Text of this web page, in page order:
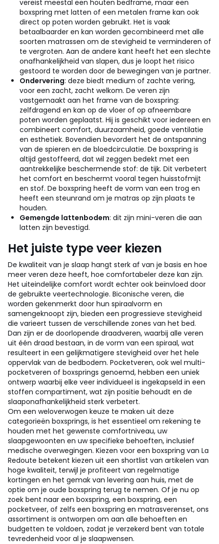
vereist meestal een houten bedframe, maar een
boxspring met latten of een metalen frame kan ook
direct op poten worden gebruikt. Het is vaak
betaalbaarder en kan worden gecombineerd met alle
soorten matrassen om de stevigheid te verminderen of
te vergroten. Aan de andere kant heeft het een slechte
onafhankelijkheid van slapen, dus je loopt het risico
gestoord te worden door de bewegingen van je partner.
Ondervering: deze biedt medium of zachte vering,
voor een zacht, zacht welkom. De veren zijn
vastgemaakt aan het frame van de boxspring:
zelfdragend en kan op de vloer of op afneembare
poten worden geplaatst. Hij is geschikt voor iedereen en
combineert comfort, duurzaamheid, goede ventilatie
en esthetiek. Bovendien bevordert het de ontspanning
van de spieren en de bloedcirculatie. De boxspring is
altijd gestoffeerd, dat wil zeggen bedekt met een
aantrekkelijke beschermende stof: de tijk. Dit verbetert
het comfort en beschermt vooral tegen huisstofmijt
en stof. De boxspring heeft de vorm van een trog en
heeft een steunrand om je matras op zijn plaats te
houden.
Gemengde lattenbodem: dit zijn mini-veren die aan
latten zijn bevestigd.
Het juiste type veer kiezen
De kwaliteit van je slaap hangt sterk af van je basis en hoe
meer veren deze heeft, hoe comfortabeler deze kan zijn.
Het uiteindelijke comfort wordt echter ook beïnvloed door
de gebruikte veertechnologie. Biconische veren, die
worden gekenmerkt door hun spiraalvorm en
samengeknoopt zijn, bieden een progressieve stevigheid
die varieert tussen de verschillende zones van het bed.
Dan zijn er de doorlopende draadveren, waarbij alle veren
uit één draad bestaan, in de vorm van een spiraal, wat
resulteert in een gelijkmatigere stevigheid over het hele
oppervlak van de bedbodem. Pocketveren, ook wel multi-
pocketveren of boxsprings genoemd, hebben een uniek
ontwerp waarbij elke veer individueel is ingekapseld in een
stoffen compartiment, wat zijn positie behoudt en de
slaaponafhankelijkheid sterk verbetert.
Om een weloverwogen keuze te maken uit deze
categorieën boxsprings, is het essentieel om rekening te
houden met het gewenste comfortniveau, uw
slaapgewoonten en uw specifieke behoeften, inclusief
medische overwegingen. Kiezen voor een boxspring van La
Redoute betekent kiezen uit een shortlist van artikelen van
hoge kwaliteit, terwijl je profiteert van regelmatige
kortingen en het gemak van levering aan huis, met de
optie om je oude boxspring terug te nemen. Of je nu op
zoek bent naar een boxspring, een boxspring, een
pocketveer, of zelfs een boxspring en matrasverenset, ons
assortiment is ontworpen om aan alle behoeften en
budgetten te voldoen, zodat je verzekerd bent van totale
tevredenheid voor al je slaapwensen.